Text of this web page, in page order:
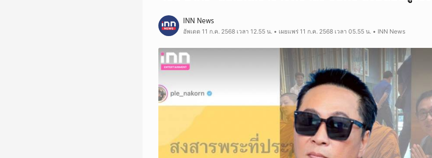
INN News
อัพเดต 11 ก.ค. 2568 เวลา 12.55 น. • เผยแพร่ 11 ก.ค. 2568 เวลา 05.55 น. • INN News